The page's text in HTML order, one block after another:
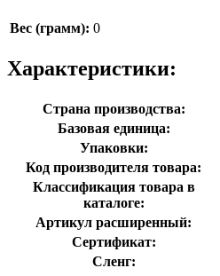
Вес (грамм): 0
Характеристики:
Страна производства:
Базовая единица:
Упаковки:
Код производителя товара:
Классификация товара в
каталоге:
Артикул расширенный:
Сертификат:
Сленг: